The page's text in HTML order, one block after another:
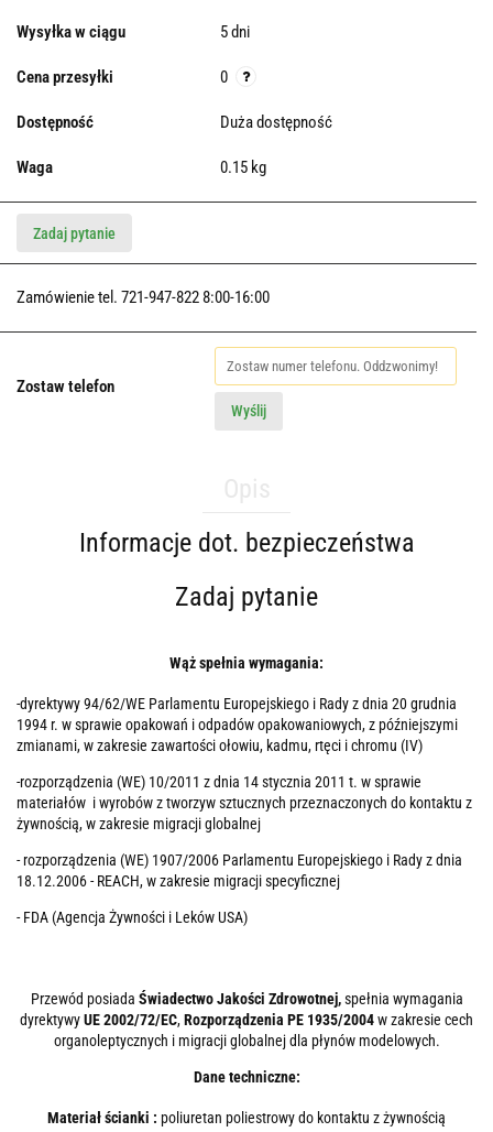
Wysyłka w ciągu 5 dni
Cena przesyłki 0
Dostępność Duża dostępność
Waga 0.15 kg
Zadaj pytanie
Zamówienie tel. 721-947-822 8:00-16:00
Zostaw telefon
Wyślij
Informacje dot. bezpieczeństwa
Zadaj pytanie
Wąż spełnia wymagania:
-dyrektywy 94/62/WE Parlamentu Europejskiego i Rady z dnia 20 grudnia
1994 r. w sprawie opakowań i odpadów opakowaniowych, z późniejszymi
zmianami, w zakresie zawartości ołowiu, kadmu, rtęci i chromu (IV)
-rozporządzenia (WE) 10/2011 z dnia 14 stycznia 2011 t. w sprawie
materiałów i wyrobów z tworzyw sztucznych przeznaczonych do kontaktu z
żywnością, w zakresie migracji globalnej
- rozporządzenia (WE) 1907/2006 Parlamentu Europejskiego i Rady z dnia
18.12.2006 - REACH, w zakresie migracji specyficznej
- FDA (Agencja Żywności i Leków USA)
Przewód posiada Świadectwo Jakości Zdrowotnej,spełnia wymagania
dyrektywyUE 2002/72/EC,Rozporządzenia PE 1935/2004w zakresie cech
organoleptycznych i migracji globalnej dla płynów modelowych.
Dane techniczne:
Materiał ścianki : poliuretan poliestrowy do kontaktu z żywnością